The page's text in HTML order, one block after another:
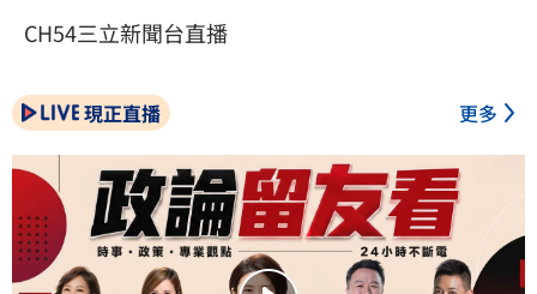
CH54三立新聞台直播
現正直播 更多